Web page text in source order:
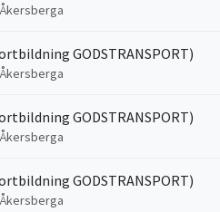
GODSTRANSPORT)
GODSTRANSPORT)
GODSTRANSPORT)